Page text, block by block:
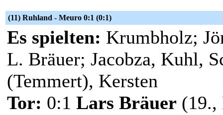
(11) Ruhland - Meuro 0:1 (0:1)
Es spielten: Krumbholz;
L. Bräuer; Jacobza, Kuhl,
(Temmert), Kersten
Tor: 0:1 Lars Bräuer (19.,